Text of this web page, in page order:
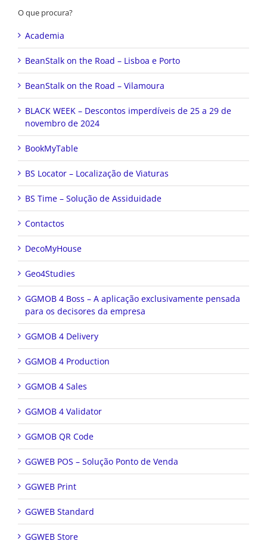
O que procura?
Academia
BeanStalk on the Road – Lisboa e Porto
BeanStalk on the Road – Vilamoura
BLACK WEEK – Descontos imperdíveis de 25 a 29 de
novembro de 2024
BookMyTable
BS Locator – Localização de Viaturas
BS Time – Solução de Assiduidade
Contactos
DecoMyHouse
Geo4Studies
GGMOB 4 Boss – A aplicação exclusivamente pensada
para os decisores da empresa
GGMOB 4 Delivery
GGMOB 4 Production
GGMOB 4 Sales
GGMOB 4 Validator
GGMOB QR Code
GGWEB POS – Solução Ponto de Venda
GGWEB Print
GGWEB Standard
GGWEB Store